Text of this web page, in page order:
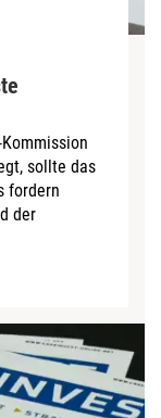
sollte das
fordern
der